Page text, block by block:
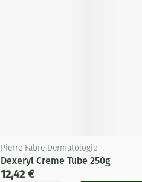
Pierre Fabre Dermatologie
Dexeryl Creme Tube 250g
12,42 €